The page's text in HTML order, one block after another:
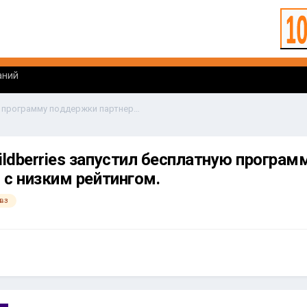
WB Партнеры. Wildberries запустил бесплатную программу поддержки партнерских ПВЗ с низким рейтингом.
запустил бесплатную
низким рейтингом.